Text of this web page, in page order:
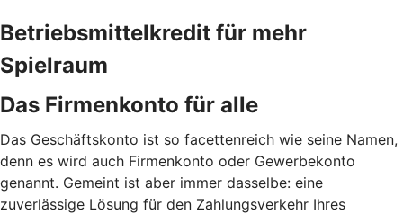
Betriebsmittelkredit für mehr
Spielraum
Das Firmenkonto für alle
Das Geschäftskonto ist so facettenreich wie seine Namen,
denn es wird auch Firmenkonto oder Gewerbekonto
genannt. Gemeint ist aber immer dasselbe: eine
zuverlässige Lösung für den Zahlungsverkehr Ihres